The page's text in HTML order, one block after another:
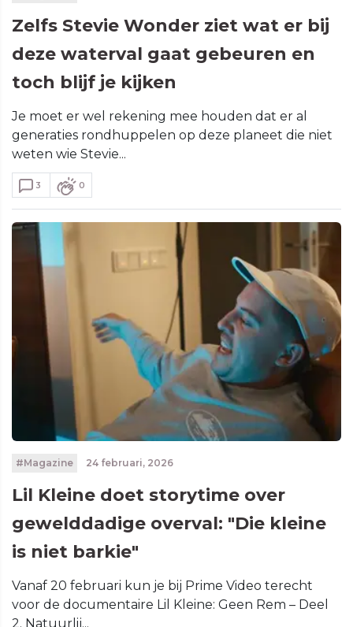
Zelfs Stevie Wonder ziet wat er bij
deze waterval gaat gebeuren en
toch blijf je kijken
Je moet er wel rekening mee houden dat er al
generaties rondhuppelen op deze planeet die niet
weten wie Stevie...
3 0
#Magazine 24 februari, 2026
Lil Kleine doet storytime over
gewelddadige overval: "Die kleine
is niet barkie"
Vanaf 20 februari kun je bij Prime Video terecht
voor de documentaire Lil Kleine: Geen Rem – Deel
2. Natuurlij...